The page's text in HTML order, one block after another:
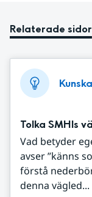
Relaterade sidor
Tolka SMHIs
Vad betyder
avser ”känns
förstå
denna vägled...